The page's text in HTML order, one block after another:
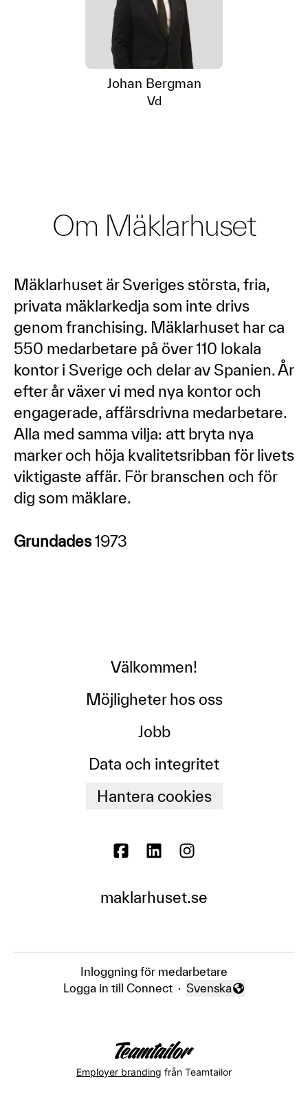
Johan Bergman
Vd
Om Mäklarhuset
Mäklarhuset är Sveriges största, fria,
privata mäklarkedja som inte drivs
genom franchising. Mäklarhuset har ca
550 medarbetare på över 110 lokala
kontor i Sverige och delar av Spanien. År
efter år växer vi med nya kontor och
engagerade, affärsdrivna medarbetare.
Alla med samma vilja: att bryta nya
marker och höja kvalitetsribban för livets
viktigaste affär. För branschen och för
dig som mäklare.
Grundades 1973
Välkommen!
Möjligheter hos oss
Jobb
Data och integritet
Hantera cookies
maklarhuset.se
Inloggning för medarbetare
Logga in till Connect ·
Byt språk
Svenska
Employer branding från Teamtailor